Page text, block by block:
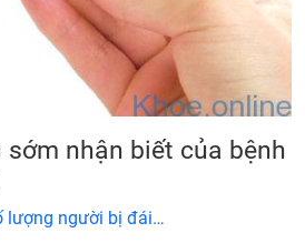
sớm nhận biết của bệnh
lượng người bị đái…